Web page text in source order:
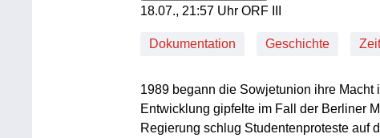
18. Juli, 21:57 Uhr in ORF III
18.07., 21:57 Uhr ORF III
Dokumentation Geschichte
1989 begann die Sowjetunion ihre Macht
Entwicklung gipfelte im Fall der Berliner
Regierung schlug Studentenproteste auf